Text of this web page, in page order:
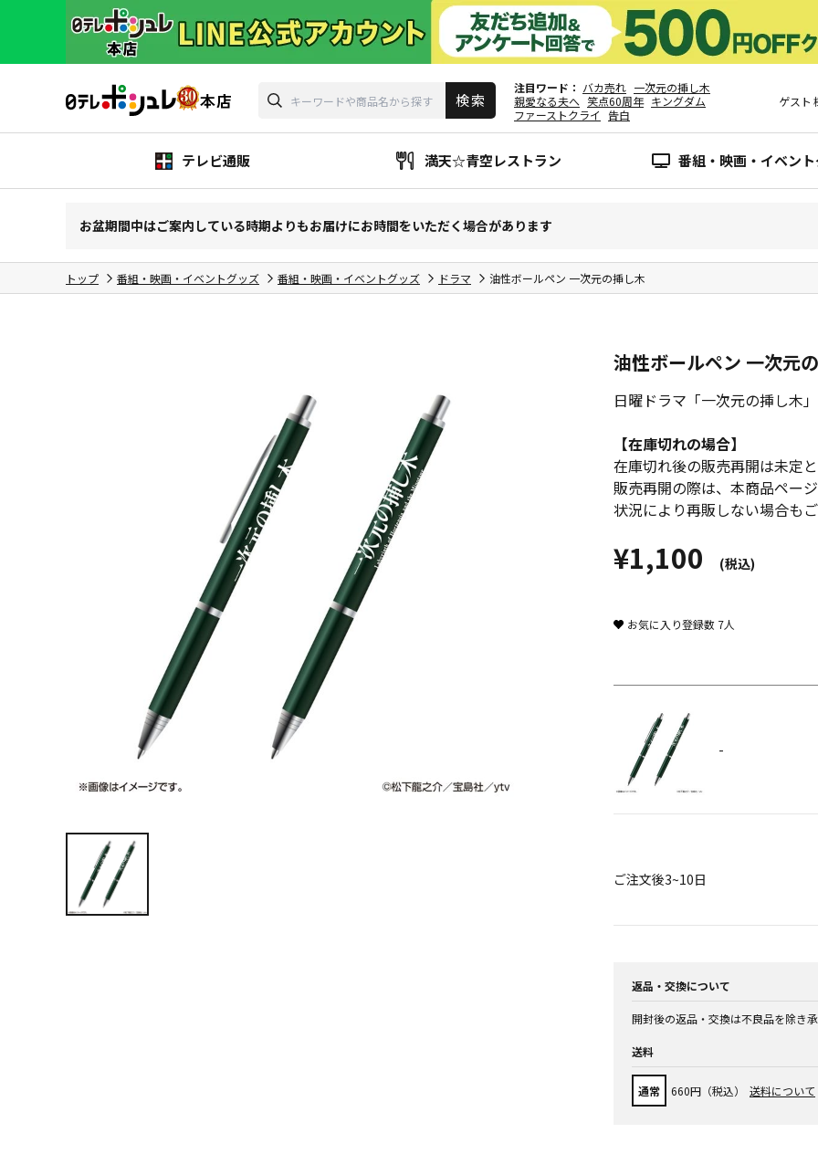
注目ワード バカ売れ 一次元の挿し木
親愛なる夫へ 笑点60周年 キングダム
ファーストクライ
告白
ゲスト
テレビ通販 満天☆青空レストラン 番組・映画・イベン
お盆期間中はご案内している時期よりもお届けにお時間をいただく場合があります
トップ 番組・映画・イベントグッズ 番組・映画・イベントグッズ ドラマ 油性ボールペン 一次元の挿し木
油性ボールペン 一次元
日曜ドラマ「一次元の挿し木
【在庫切れの場合】
在庫切れ後の販売再開は未定
販売再開の際は、本商品ペー
状況により再販しない場合も
¥1,100 (税込)
お気に入り登録数 7人
-
ご注文後3~10日
返品・交換について
開封後の返品・交換は不良品を除き
送料
通常 660円（税込） 送料について